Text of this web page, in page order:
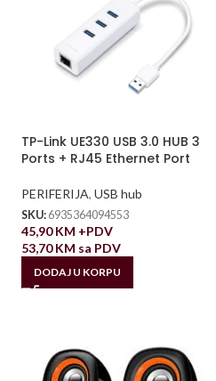
TP-Link UE330 USB 3.0 HUB 3
Ports + RJ45 Ethernet Port
PERIFERIJA, USB hub
SKU: 6935364094553
45,90KM +PDV
53,70KM sa PDV
DODAJ U KORPU